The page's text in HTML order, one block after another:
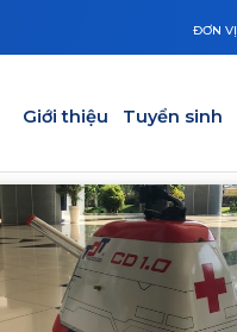
ĐƠN VỊ
Giới thiệu Tuyển sinh